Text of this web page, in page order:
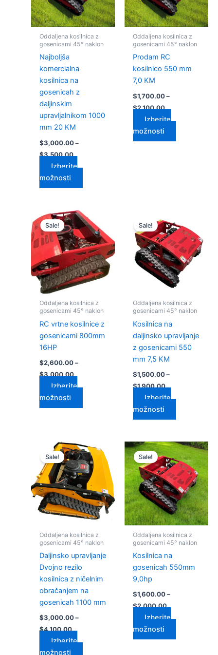
Oddaljena kosilnica z
gosenicami 45° naklon
Najboljša
komercialna
kosilnica na
gosenicah z
daljinskim
upravljalnikom 1000
mm 20 KM
$3,000.00 –
$3,500.00
Izberite
možnosti
Možnosti
lahko
na
Oddaljena kosilnica z
gosenicami 45° naklon
Prodam RC
kosilnico 550 mm
7,0 KM
$1,700.00 –
$2,100.00
Izberite
možnosti
Možnosti
lahko
na
izdelka
Sale!
Oddaljena kosilnica z
gosenicami 45° naklon
RC vrtne kosilnice z
gosenicami 800mm
16HP
$2,600.00 –
$3,000.00
Cenovni
razpon:
od
$2,600.00
do
$3,000.00
Izberite
možnosti
Ta
izdelek
ima
več
različic.
Možnosti
lahko
na
strani
izdelka
Sale!
Oddaljena kosilnica z
gosenicami 45° naklon
Kosilnica na
daljinsko upravljanje
z gosenicami 550
mm 7,5 KM
$1,500.00 –
$1,900.00
razpon:
od
$1,500.00
do
$1,900.00
Izberite
možnosti
izdelek
ima
več
različic.
Možnosti
lahko
na
izdelka
Sale!
Oddaljena kosilnica z
gosenicami 45° naklon
Daljinsko upravljanje
Dvojno rezilo
kosilnica z ničelnim
obračanjem na
gosenicah 1100 mm
$3,000.00 –
$4,100.00
Cenovni
razpon:
od
$3,000.00
do
$4,100.00
Izberite
možnosti
Ta
izdelek
ima
več
različic.
Možnosti
lahko
na
strani
Sale!
Oddaljena kosilnica z
gosenicami 45° naklon
Kosilnica na
gosenicah 550mm
9,0hp
$1,600.00 –
$2,000.00
Cenovni
razpon:
od
$1,600.00
do
$2,000.00
Izberite
možnosti
Ta
izdelek
ima
več
različic.
Možnosti
lahko
na
izdelka